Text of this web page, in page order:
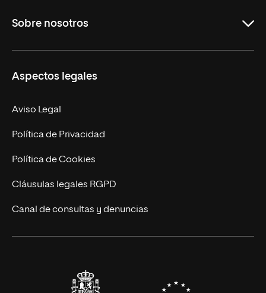
Derecho
Empresa
MBA
Marketing y Comunicación
Ingeniería
Diseño
Ciencias de la Salud
Sobre nosotros
Nuestro Equipo
Contacto
Aspectos legales
Aviso Legal
Política de Privacidad
Política de Cookies
Cláusulas legales RGPD
Canal de consultas y denuncias